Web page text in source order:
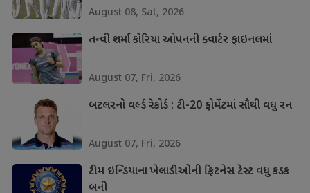
August 08, Sat, 2026
તન્વી શર્મા કોરિયા ઓપનની ક્વાર્ટર ફાઇનલમાં
August 07, Fri, 2026
બટલરનો વર્લ્ડ રેકોર્ડ : ટી-20 ફોર્મેટમાં સૌથી વધુ રન
August 07, Fri, 2026
ટીમ ઇન્ડિયાના ખેલાડીઓની ફિટનેસ ટેસ્ટ વધુ કડક
બની